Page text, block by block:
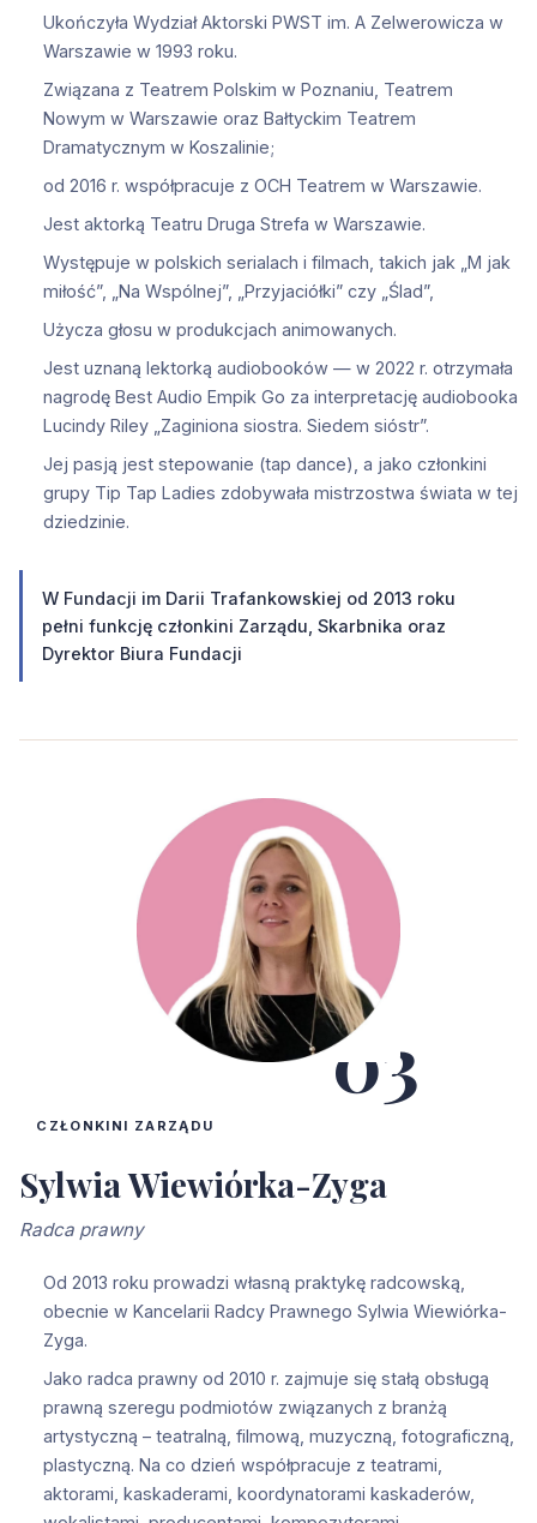
Ukończyła Wydział Aktorski PWST im. A Zelwerowicza w
Warszawie w 1993 roku.
Związana z Teatrem Polskim w Poznaniu, Teatrem
Nowym w Warszawie oraz Bałtyckim Teatrem
Dramatycznym w Koszalinie;
od 2016 r. współpracuje z OCH Teatrem w Warszawie.
Jest aktorką Teatru Druga Strefa w Warszawie.
Występuje w polskich serialach i filmach, takich jak „M jak
miłość”, „Na Wspólnej”, „Przyjaciółki” czy „Ślad”,
Użycza głosu w produkcjach animowanych.
Jest uznaną lektorką audiobooków — w 2022 r. otrzymała
nagrodę Best Audio Empik Go za interpretację audiobooka
Lucindy Riley „Zaginiona siostra. Siedem sióstr”.
Jej pasją jest stepowanie (tap dance), a jako członkini
grupy Tip Tap Ladies zdobywała mistrzostwa świata w tej
dziedzinie.
W Fundacji im Darii Trafankowskiej od 2013 roku
pełni funkcję członkini Zarządu, Skarbnika oraz
Dyrektor Biura Fundacji
03
CZŁONKINI ZARZĄDU
Sylwia Wiewiórka-Zyga
Radca prawny
Od 2013 roku prowadzi własną praktykę radcowską,
obecnie w Kancelarii Radcy Prawnego Sylwia Wiewiórka-
Zyga.
Jako radca prawny od 2010 r. zajmuje się stałą obsługą
prawną szeregu podmiotów związanych z branżą
artystyczną – teatralną, filmową, muzyczną, fotograficzną,
plastyczną. Na co dzień współpracuje z teatrami,
aktorami, kaskaderami, koordynatorami kaskaderów,